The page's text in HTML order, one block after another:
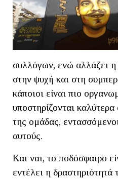
συλλόγων, ενώ αλλάζει η
στην ψυχή και στη
κάποιοι είναι πιο
υποστηρίζονται
της ομάδας,
αυτούς.
Και ναι, το ποδόσφαιρο
εντέλει η δραστηριότητά